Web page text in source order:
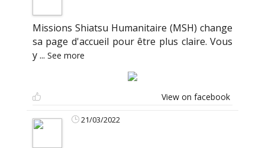
Missions Shiatsu Humanitaire (MSH) change
sa page d'accueil pour être plus claire. Vous
y... See more
View on facebook
21/03/2022